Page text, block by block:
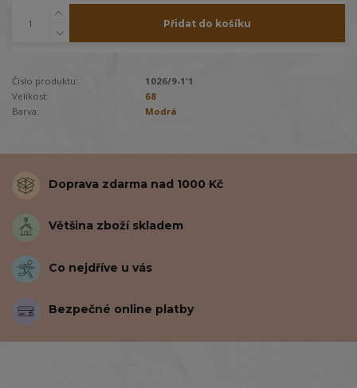
Přidat do košíku
Číslo produktu:
1026/9-1'1
Velikost:
68
Barva:
Modrá
Doprava zdarma nad 1000 Kč
Většina zboží skladem
Co nejdříve u vás
Bezpečné online platby